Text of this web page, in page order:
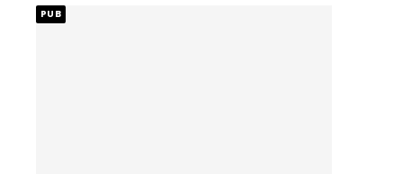
PUB